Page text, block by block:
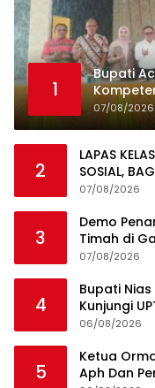
1
Bupati
Sama
07/08/2026
2
LAPAS
SOSIAL,
07/08/2026
3
Demo
Timah di
Niaga
07/08/2026
4
Bupati
Kunjungi
06/08/2026
5
Ketua
Aph Dan